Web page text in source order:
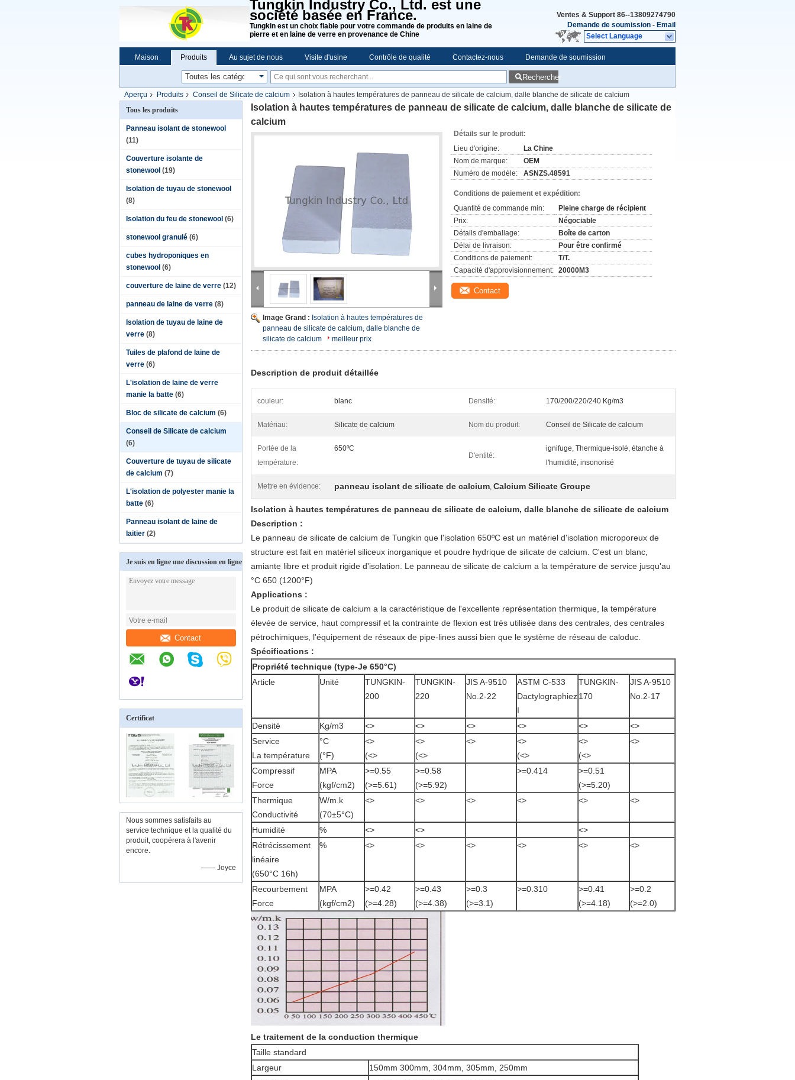
Tungkin Industry Co., Ltd. est une
société basée en France.
Tungkin est un choix fiable pour votre commande de produits en laine de
pierre et en laine de verre en provenance de Chine
Ventes & Support 86--13809274790
Demande de soumission - Email
Select Language
Maison Produits Au sujet de nous Visite d'usine Contrôle de qualité Contactez-nous Demande de soumission
Rechercher
Aperçu Produits Conseil de Silicate de calcium
Isolation à hautes températures de panneau de silicate de calcium, dalle blanche de silicate de calcium
Tous les produits
Panneau isolant de stonewool
(11)
Couverture isolante de
stonewool (19)
Isolation de tuyau de stonewool
(8)
Isolation du feu de stonewool (6)
stonewool granulé (6)
cubes hydroponiques en
stonewool (6)
couverture de laine de verre (12)
panneau de laine de verre (8)
Isolation de tuyau de laine de
verre (8)
Tuiles de plafond de laine de
verre (6)
L'isolation de laine de verre
manie la batte (6)
Bloc de silicate de calcium (6)
Conseil de Silicate de calcium
(6)
Couverture de tuyau de silicate
de calcium (7)
L'isolation de polyester manie la
batte (6)
Panneau isolant de laine de
laitier (2)
Je suis en ligne une discussion en ligne
Contact
Certificat
Nous sommes satisfaits au
service technique et la qualité du
produit, coopérera à l'avenir
encore.
—— Joyce
Isolation à hautes températures de panneau de silicate de calcium, dalle blanche de silicate de
calcium
Image Grand : Isolation à hautes températures de
panneau de silicate de calcium, dalle blanche de
silicate de calcium
meilleur prix
Détails sur le produit:
Lieu d'origine:
La Chine
Nom de marque:
OEM
Numéro de modèle:
ASNZS.48591
Conditions de paiement et expédition:
Quantité de commande min:
Pleine charge de récipient
Prix:
Négociable
Détails d'emballage:
Boîte de carton
Délai de livraison:
Pour être confirmé
Conditions de paiement:
T/T.
Capacité d'approvisionnement: 20000M3
Contact
Description de produit détaillée
couleur: blanc Densité: 170/200/220/240 Kg/m3
Matériau: Silicate de calcium Nom du produit: Conseil de Silicate de calcium
Portée de la
température:
650ºC
D'entité:
ignifuge, Thermique-isolé, étanche à
l'humidité, insonorisé
Mettre en évidence: panneau isolant de silicate de calcium, Calcium Silicate Groupe
Isolation à hautes températures de panneau de silicate de calcium, dalle blanche de silicate de calcium
Description :
Le panneau de silicate de calcium de Tungkin que l'isolation 650ºC est un matériel d'isolation microporeux de
structure est fait en matériel siliceux inorganique et poudre hydrique de silicate de calcium. C'est un blanc,
amiante libre et produit rigide d'isolation. Le panneau de silicate de calcium a la température de service jusqu'au
°C 650 (1200°F)
Applications :
Le produit de silicate de calcium a la caractéristique de l'excellente représentation thermique, la température
élevée de service, haut compressif et la contrainte de flexion est très utilisée dans des centrales, des centrales
pétrochimiques, l'équipement de réseaux de pipe-lines aussi bien que le système de réseau de caloduc.
Spécifications :
Propriété technique (type-Je 650°C)
Article
Unité
TUNGKIN-
200
TUNGKIN-
220
JIS A-9510
No.2-22
ASTM C-533
Dactylographiez
I
TUNGKIN-
170
JIS A-9510
No.2-17
Densité Kg/m3 <> <> <> <> <>
<>
Service
La température
°C
(°F)
<>
(<>
<>
(<>
<>
<>
(<>
<>
(<>
<>
Compressif
Force
MPA
(kgf/cm2)
>=0.55
(>=5.61)
>=0.58
(>=5.92)
>=0.414 >=0.51
(>=5.20)
Thermique
Conductivité
W/m.k
(70±5°C)
<> <> <> <> <> <>
Humidité % <> <>
<>
Rétrécissement
linéaire
(650°C 16h)
% <> <> <> <> <> <>
Recourbement
Force
MPA
(kgf/cm2)
>=0.42
(>=4.28)
>=0.43
(>=4.38)
>=0.3
(>=3.1)
>=0.310 >=0.41
(>=4.18)
>=0.2
(>=2.0)
Le traitement de la conduction thermique
Taille standard
Largeur
150mm 300mm, 304mm, 305mm, 250mm